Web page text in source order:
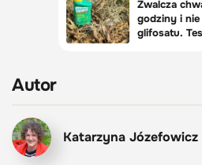
Autor
Katarzyna Józefowicz